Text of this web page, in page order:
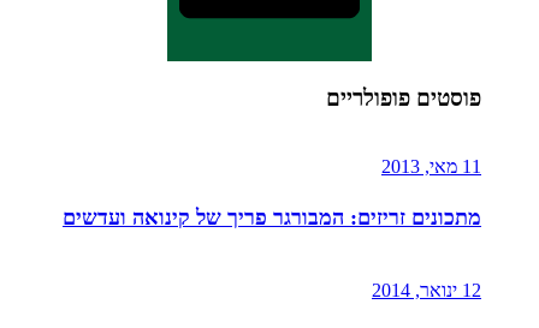
פוסטים פופולריים
11 מאי, 2013
מתכונים זריזים: המבורגר פריך של קינואה ועדשים
12 ינואר, 2014